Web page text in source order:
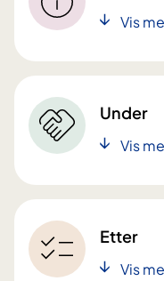
Vis
Under
Vis
Etter
Vis